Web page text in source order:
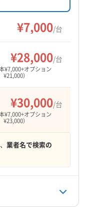
、エアコンク
りをサポート
¥7,000/台
¥28,000/台
¥7,000+オプション
¥21,000）
¥30,000/台
¥7,000+オプション
¥23,000）
業者名で検索の